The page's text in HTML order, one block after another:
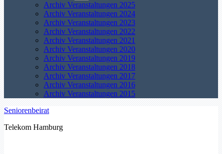
Archiv Veranstaltungen 2025
Archiv Veranstaltungen 2024
Archiv Veranstaltungen 2023
Archiv Veranstaltungen 2022
Archiv Veranstaltungen 2021
Archiv Veranstaltungen 2020
Archiv Veranstaltungen 2019
Archiv Veranstaltungen 2018
Archiv Veranstaltungen 2017
Archiv Veranstaltungen 2016
Archiv Veranstaltungen 2015
Seniorenbeirat
Telekom Hamburg